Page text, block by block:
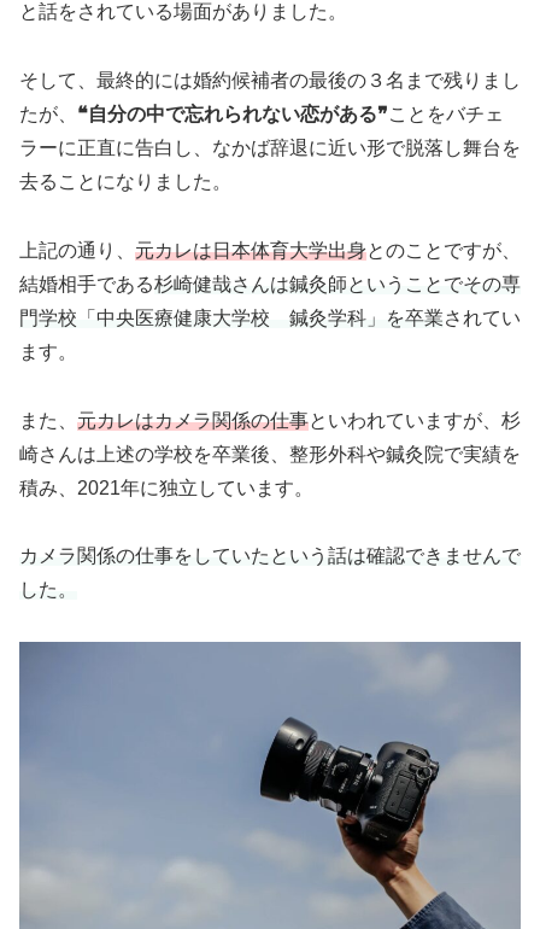
と話をされている場面がありました。
そして、最終的には婚約候補者の最後の３名まで残りまし
たが、 ❝自分の中で忘れられない恋がある❞ことをバチェ
ラーに正直に告白し、なかば辞退に近い形で脱落し舞台を
去ることになりました。
上記の通り、 元カレは日本体育大学出身とのことですが、
結婚相手である杉崎健哉さんは鍼灸師ということでその専
門学校「中央医療健康大学校 鍼灸学科」を卒業されてい
ます。
また、 元カレはカメラ関係の仕事といわれていますが、杉
崎さんは上述の学校を卒業後、整形外科や鍼灸院で実績を
積み、2021年に独立しています。
カメラ関係の仕事をしていたという話は確認できませんで
した。